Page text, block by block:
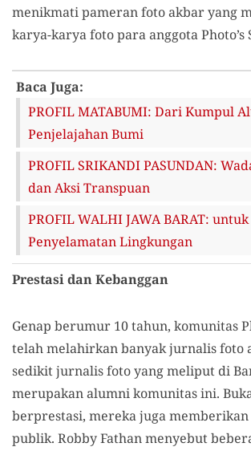
menikmati pameran foto akbar yang
karya-karya foto para anggota Photo’s
Baca Juga:
PROFIL MATABUMI: Dari Kumpul
Penjelajahan Bumi
PROFIL SRIKANDI PASUNDAN:
dan Aksi Transpuan
PROFIL WALHI JAWA BARAT:
Penyelamatan Lingkungan
Prestasi dan Kebanggan
Genap berumur 10 tahun, komunitas
telah melahirkan banyak jurnalis foto
sedikit jurnalis foto yang meliput di
merupakan alumni komunitas ini.
berprestasi, mereka juga
publik. Robby Fathan menyebut